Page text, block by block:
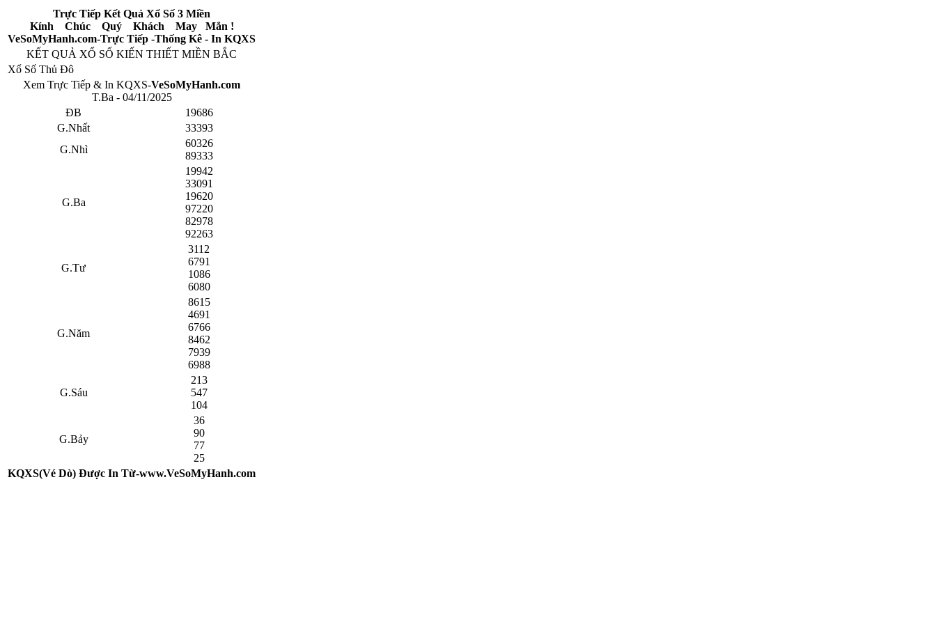
Trực Tiếp Kết Quả Xổ Số 3 Miền
Kính Chúc Quý Khách May Mắn !
VeSoMyHanh.com-Trực Tiếp -Thống Kê - In KQXS
KẾT QUẢ XỔ SỐ KIẾN THIẾT MIỀN BẮC
Xổ Số Thủ Đô
Xem Trực Tiếp & In KQXS-VeSoMyHanh.com
T.Ba - 04/11/2025
ĐB
19686
G.Nhất
33393
G.Nhì
60326
89333
G.Ba
19942
33091
19620
97220
82978
92263
G.Tư
3112
6791
1086
6080
G.Năm
8615
4691
6766
8462
7939
6988
G.Sáu
213
547
104
G.Bảy
36
90
77
25
KQXS(Vé Dò) Được In Từ-www.VeSoMyHanh.com